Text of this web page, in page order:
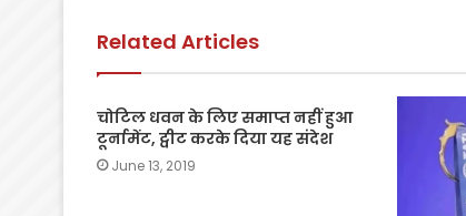
o
k
p
Related Articles
चोटिल धवन के लिए समाप्त नहीं हुआ
टूर्नामेंट, ट्वीट करके दिया यह संदेश
June 13, 2019